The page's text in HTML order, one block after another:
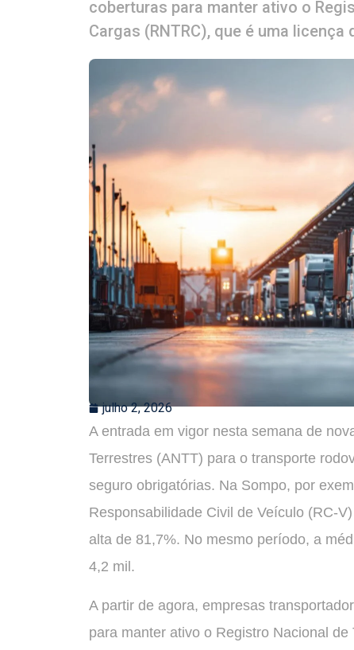
coberturas para manter ativo o
Cargas (RNTRC), que é uma
julho 2, 2026
A entrada em vigor nesta semana de
Terrestres (ANTT) para o transporte
seguro obrigatórias. Na Sompo, por
Responsabilidade Civil de Veículo (RC-
alta de 81,7%. No mesmo período, a
4,2 mil.
A partir de agora, empresas
para manter ativo o Registro Nacional